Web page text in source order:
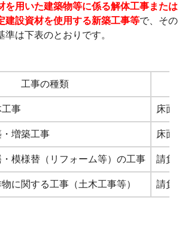
を用いた建築物等に係る解体工事または
建設資材を使用する新築工事等で、その
準は下表のとおりです。
工事の種類
事 床面
増築工事 床面
模様替（リフォーム等）の工事 請負額
に関する工事（土木工事等） 請負額